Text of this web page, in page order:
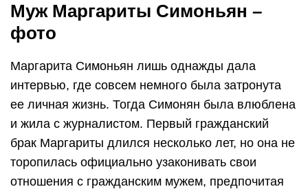
Муж Маргариты Симоньян –
фото
Маргарита Симоньян лишь однажды дала
интервью, где совсем немного была затронута
ее личная жизнь. Тогда Симонян была влюблена
и жила с журналистом. Первый гражданский
брак Маргариты длился несколько лет, но она не
торопилась официально узаконивать свои
отношения с гражданским мужем, предпочитая